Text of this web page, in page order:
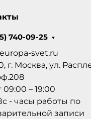
740-09-25
svet.ru
г. Москва, ул.
– 19:00
- часы работы по
записи